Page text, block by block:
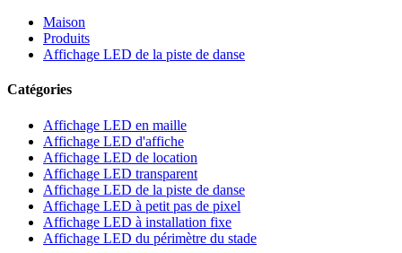
Maison
Produits
Affichage LED de la piste de danse
Catégories
Affichage LED en maille
Affichage LED d'affiche
Affichage LED de location
Affichage LED transparent
Affichage LED de la piste de danse
Affichage LED à petit pas de pixel
Affichage LED à installation fixe
Affichage LED du périmètre du stade